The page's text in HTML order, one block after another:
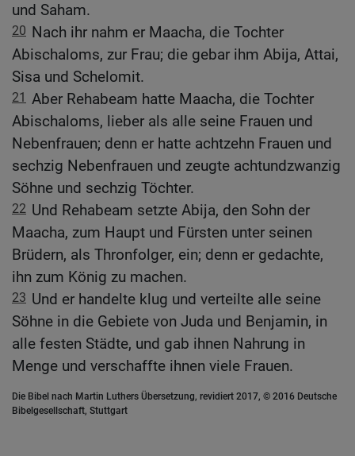
und Saham.
20 Nach ihr nahm er Maacha, die Tochter
Abischaloms, zur Frau; die gebar ihm Abija, Attai,
Sisa und Schelomit.
21 Aber Rehabeam hatte Maacha, die Tochter
Abischaloms, lieber als alle seine Frauen und
Nebenfrauen; denn er hatte achtzehn Frauen und
sechzig Nebenfrauen und zeugte achtundzwanzig
Söhne und sechzig Töchter.
22 Und Rehabeam setzte Abija, den Sohn der
Maacha, zum Haupt und Fürsten unter seinen
Brüdern, als Thronfolger, ein; denn er gedachte,
ihn zum König zu machen.
23 Und er handelte klug und verteilte alle seine
Söhne in die Gebiete von Juda und Benjamin, in
alle festen Städte, und gab ihnen Nahrung in
Menge und verschaffte ihnen viele Frauen.
Die Bibel nach Martin Luthers Übersetzung, revidiert 2017, © 2016 Deutsche
Bibelgesellschaft, Stuttgart